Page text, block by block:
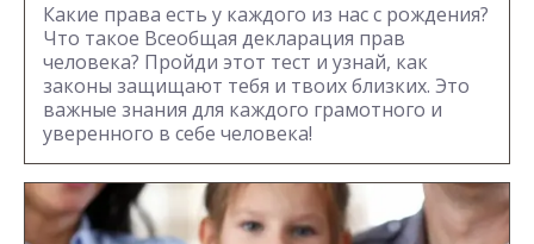
Какие права есть у каждого из нас с рождения?
Что такое Всеобщая декларация прав
человека? Пройди этот тест и узнай, как
законы защищают тебя и твоих близких. Это
важные знания для каждого грамотного и
уверенного в себе человека!